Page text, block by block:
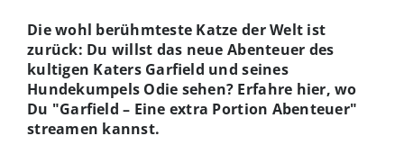
Die wohl berühmteste Katze der Welt ist
zurück: Du willst das neue Abenteuer des
kultigen Katers Garfield und seines
Hundekumpels Odie sehen? Erfahre hier, wo
Du "Garfield – Eine extra Portion Abenteuer"
streamen kannst.